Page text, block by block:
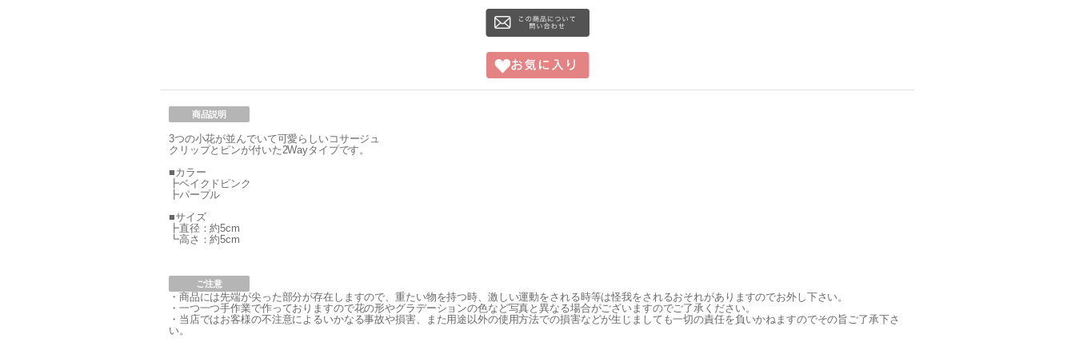
商品説明
3つの小花が並んでいて可愛らしいコサージュ
クリップとピンが付いた2Wayタイプです。
■カラー
┣ベイクドピンク
┣パープル
■サイズ
┣直径：約5cm
┗高さ：約5cm
ご注意
・商品には先端が尖った部分が存在しますので、重たい物を持つ時、激しい運動をされる時等は怪我をされるおそれがありますのでお外し下さい。
・一つ一つ手作業で作っておりますので花の形やグラデーションの色など写真と異なる場合がございますのでご了承ください。
・当店ではお客様の不注意によるいかなる事故や損害、また用途以外の使用方法での損害などが生じましても一切の責任を負いかねますのでその旨ご了承下さ
い。